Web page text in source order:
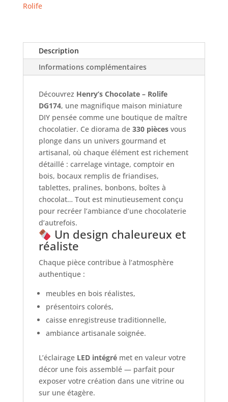
Rolife
Description
Informations complémentaires
Découvrez Henry’s Chocolate – Rolife
DG174, une magnifique maison miniature
DIY pensée comme une boutique de maître
chocolatier. Ce diorama de 330 piècesvous
plonge dans un univers gourmand et
artisanal, où chaque élément est richement
détaillé : carrelage vintage, comptoir en
bois, bocaux remplis de friandises,
tablettes, pralines, bonbons, boîtes à
chocolat… Tout est minutieusement conçu
pour recréer l’ambiance d’une chocolaterie
d’autrefois.
Un design chaleureux et
réaliste
Chaque pièce contribue à l’atmosphère
authentique :
meubles en bois réalistes,
présentoirs colorés,
caisse enregistreuse traditionnelle,
ambiance artisanale soignée.
L’éclairage LED intégrémet en valeur votre
décor une fois assemblé — parfait pour
exposer votre création dans une vitrine ou
sur une étagère.